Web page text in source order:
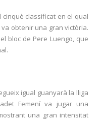
cinquè classificat en el qual
obtenir una gran victòria.
bloc de Pere Luengo, que
igual guanyarà la lliga
Femení va jugar una
una gran intensitat